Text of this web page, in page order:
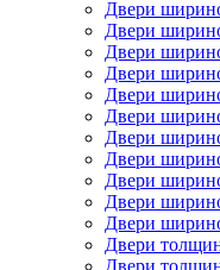
Двери
Двери
Двери
Двери
Двери
Двери
Двери
Двери
Двери
Двери
Двери
Двери